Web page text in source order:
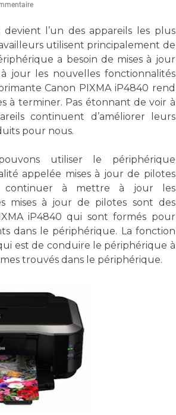
devient l’un des appareils les plus
utilisent principalement de
a besoin de mises à jour
jour les nouvelles fonctionnalités
Canon PIXMA iP4840 rend
à terminer. Pas étonnant de voir à
continuent d’améliorer leurs
pour nous.
utiliser le périphérique
appelée mises à jour de pilotes
continuer à mettre à jour les
mises à jour de pilotes sont des
iP4840 qui sont formés pour
dans le périphérique. La fonction
est de conduire le périphérique à
trouvés dans le périphérique.